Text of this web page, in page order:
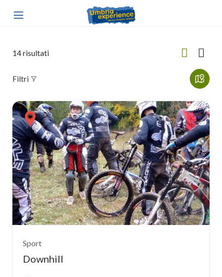
14risultati
Filtri
Sport
Downhill